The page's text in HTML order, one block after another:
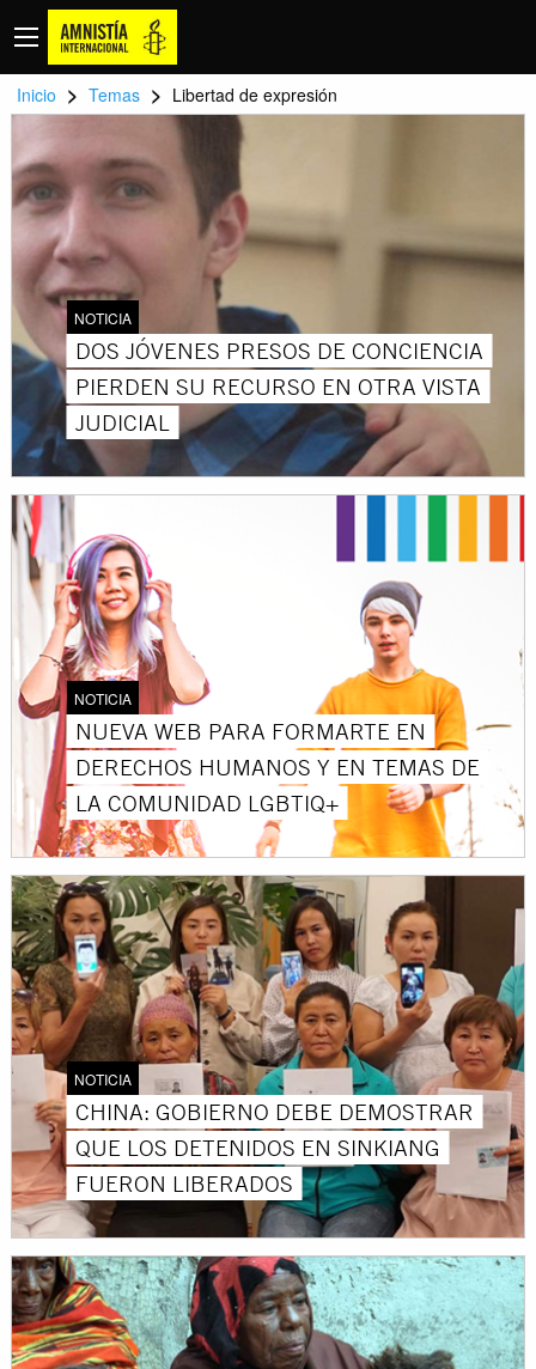
Inicio > Temas > Libertad de expresión
NOTICIA
DOS JÓVENES PRESOS DE CONCIENCIA
PIERDEN SU RECURSO EN OTRA VISTA
JUDICIAL
NOTICIA
NUEVA WEB PARA FORMARTE EN
DERECHOS HUMANOS Y EN TEMAS DE
LA COMUNIDAD LGBTIQ+
NOTICIA
CHINA: GOBIERNO DEBE DEMOSTRAR
QUE LOS DETENIDOS EN SINKIANG
FUERON LIBERADOS